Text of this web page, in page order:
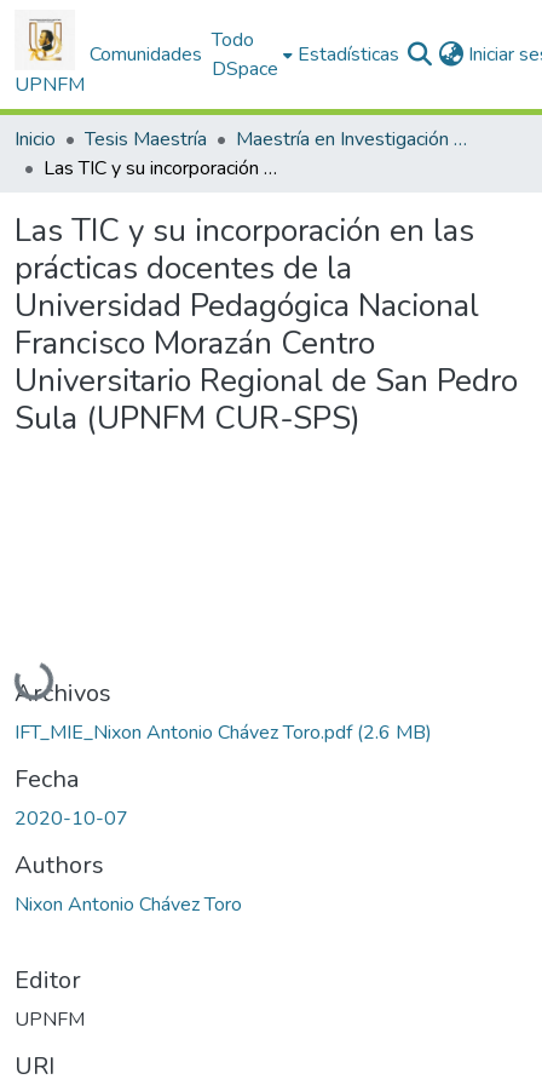
UPNFM
Comunidades
Todo
DSpace
Estadísticas Iniciar
Inicio Tesis Maestría
Maestría en Investigación Educativa
Las TIC y su incorporación en las prácticas docentes de la Universidad Pedagógica Nacional Francisco Morazán Centro Universitario Regional de San Pedro Sula (UPNFM CUR-SPS)
Las TIC y su incorporación en las
prácticas docentes de la
Universidad Pedagógica Nacional
Francisco Morazán Centro
Universitario Regional de San Pedro
Sula (UPNFM CUR-SPS)
Cargando...
Archivos
IFT_MIE_Nixon Antonio Chávez Toro.pdf(2.6 MB)
Fecha
2020-10-07
Authors
Nixon Antonio Chávez Toro
Editor
UPNFM
URI